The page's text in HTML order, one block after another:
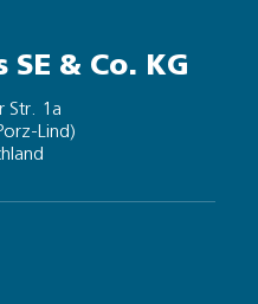
SE & Co. KG
Str. 1a
Lind)